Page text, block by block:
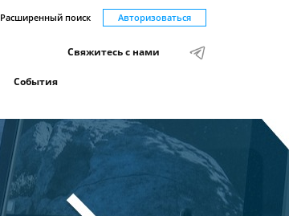
Расширенный поиск Авторизоваться
Свяжитесь с нами
События